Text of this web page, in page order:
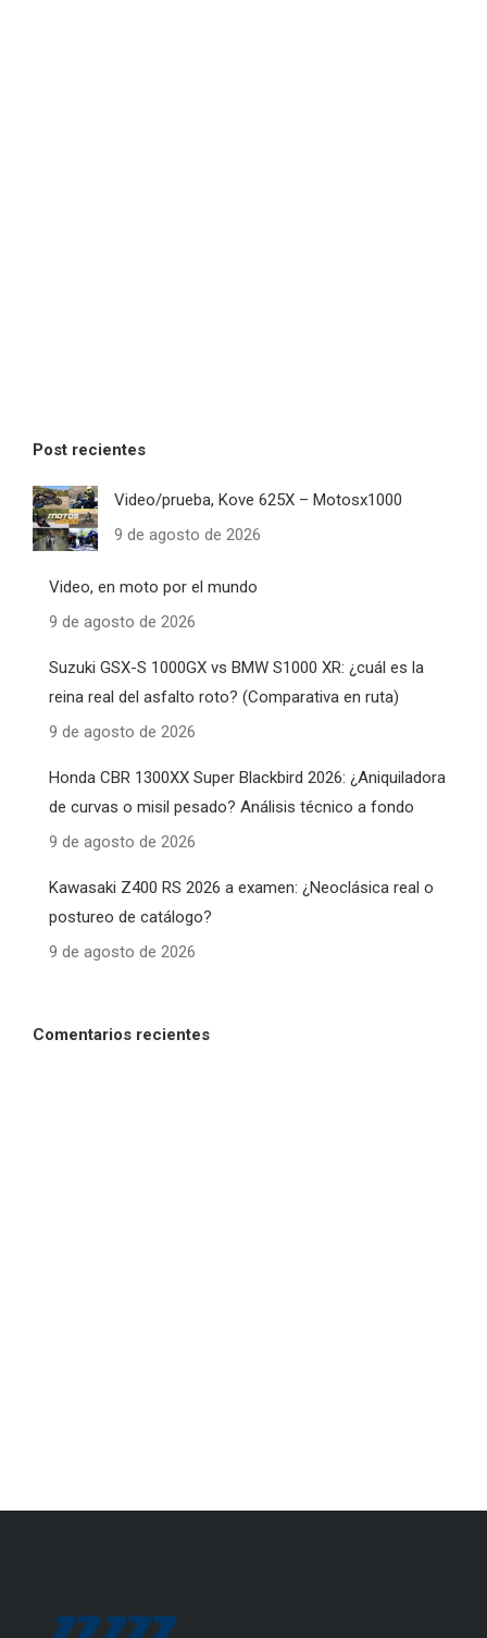
Post recientes
Video/prueba, Kove 625X – Motosx1000
9 de agosto de 2026
Video, en moto por el mundo
9 de agosto de 2026
Suzuki GSX-S 1000GX vs BMW S1000 XR: ¿cuál es la
reina real del asfalto roto? (Comparativa en ruta)
9 de agosto de 2026
Honda CBR 1300XX Super Blackbird 2026: ¿Aniquiladora
de curvas o misil pesado? Análisis técnico a fondo
9 de agosto de 2026
Kawasaki Z400 RS 2026 a examen: ¿Neoclásica real o
postureo de catálogo?
9 de agosto de 2026
Comentarios recientes